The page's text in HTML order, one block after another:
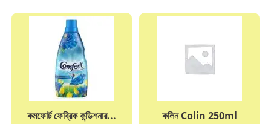
কমফোর্ট ফেব্রিক কন্ডিশনার... কলিন Colin 250ml